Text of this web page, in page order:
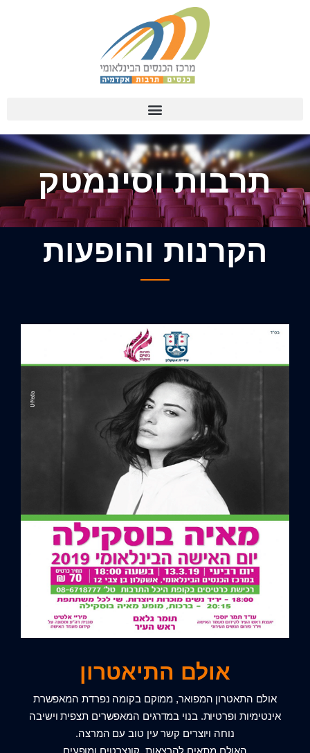
תרבות וסינמטק
הקרנות והופעות
אולם התיאטרון
אולם התאטרון המפואר, ממוקם בקומה נפרדת המאפשרת
אינטימיות ופרטיות. בנוי במדרגים המאפשרים תצפית וישיבה
נוחה ויוצרים קשר עין טוב עם המרצה.
האולם מתאים להרצאות, קונצרטים ומופעים